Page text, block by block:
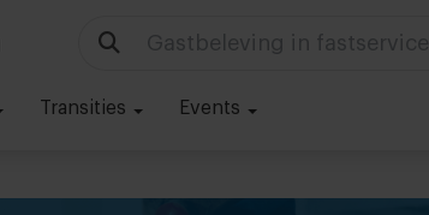
Gastbeleving in fastservice
Transities Events